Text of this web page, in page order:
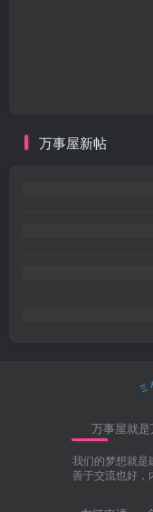
万事屋新帖
万事屋就是
我们的梦想就是
善于交流也好，